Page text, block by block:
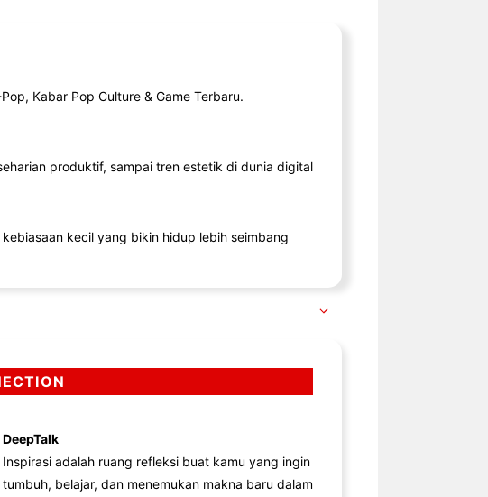
Kabar Pop Culture & Game Terbaru.
produktif, sampai tren estetik di dunia digital
kecil yang bikin hidup lebih seimbang
DeepTalk
Inspirasi adalah ruang refleksi buat kamu yang ingin
tumbuh, belajar, dan menemukan makna baru dalam